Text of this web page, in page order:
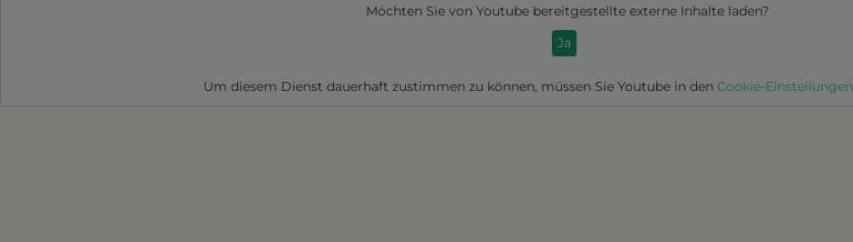
Möchten Sie von Youtube bereitgestellte externe Inhalte laden?
Ja
Um diesem Dienst dauerhaft zustimmen zu können, müssen Sie Youtubein den Cookie-Einstellungen